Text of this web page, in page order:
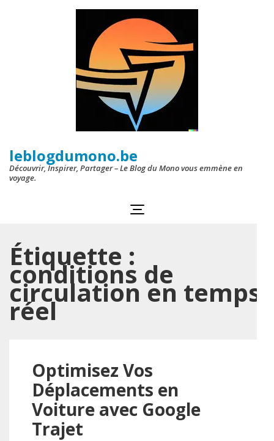
leblogdumono.be
Découvrir, Inspirer, Partager – Le Blog du Mono vous emmène en
voyage.
Étiquette :
conditions de
circulation en temps
réel
Optimisez Vos
Déplacements en
Voiture avec Google
Trajet